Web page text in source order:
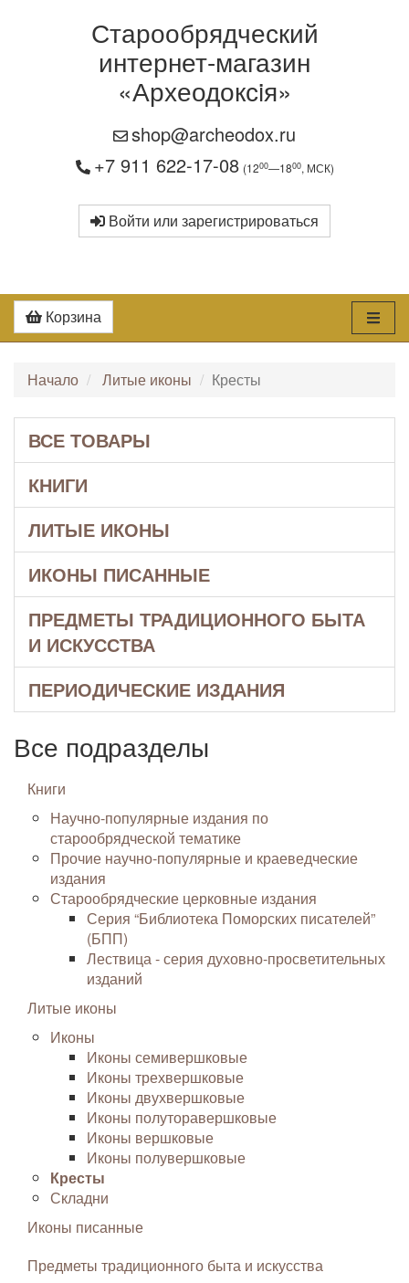
Старообрядческий
интернет-магазин
«Археодоксiя»
shop@archeodox.ru
+7 911 622-17-08 (1200—1800, МСК)
Войти или зарегистрироваться
Корзина
Начало Литые иконы Кресты
ВСЕ ТОВАРЫ
КНИГИ
ЛИТЫЕ ИКОНЫ
ИКОНЫ ПИСАННЫЕ
ПРЕДМЕТЫ ТРАДИЦИОННОГО БЫТА
И ИСКУССТВА
ПЕРИОДИЧЕСКИЕ ИЗДАНИЯ
Все подразделы
Книги
Научно-популярные издания по
старообрядческой тематике
Прочие научно-популярные и краеведческие
издания
Старообрядческие церковные издания
Серия “Библиотека Поморских писателей”
(БПП)
Лествица - серия духовно-просветительных
изданий
Литые иконы
Иконы
Иконы семивершковые
Иконы трехвершковые
Иконы двухвершковые
Иконы полуторавершковые
Иконы вершковые
Иконы полувершковые
Кресты
Складни
Иконы писанные
Предметы традиционного быта и искусства